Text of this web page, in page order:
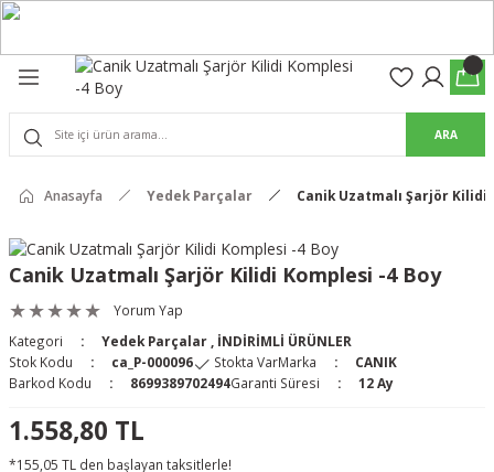
Pro Pantolon
Pantolon
& Kalkanlar
Well) ve Arka Kabzalar
ARA
Anasayfa Yedek Parçalar Canik Uzatmalı Şarjör Kilidi
Canik Uzatmalı Şarjör Kilidi Komplesi -4 Boy
Yorum Yap
Kategori
Yedek Parçalar
İNDİRİMLİ ÜRÜNLER
Stok Kodu
ca_P-000096 Stokta VarMarka
CANIK
Barkod Kodu
8699389702494Garanti Süresi 12 Ay
1.558,80 TL
*155,05 TL den başlayan taksitlerle!